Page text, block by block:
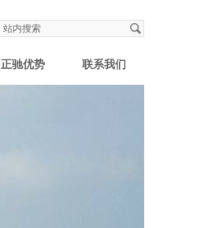
正驰优势 联系我们